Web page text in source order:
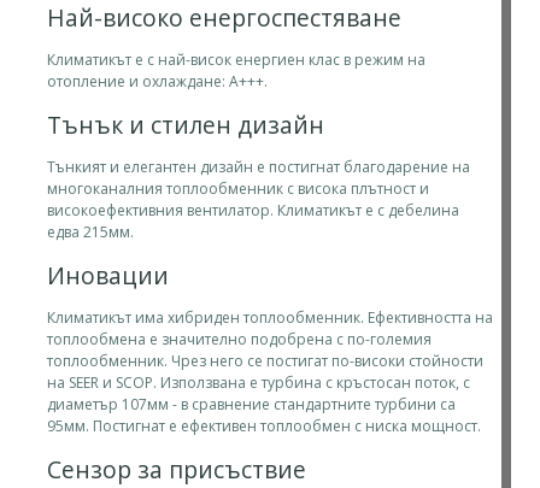
Най-високо енергоспестяване
Климатикът e с най-висок енергиен клас в режим на
отопление и охлаждане: А+++.
Тънък и стилен дизайн
Тънкият и елегантен дизайн е постигнат благодарение на
многоканалния топлообменник с висока плътност и
високоефективния вентилатор. Климатикът е с дебелина
едва 215мм.
Иновации
Климатикът има хибриден топлообменник. Ефективността на
топлообмена е значително подобрена с по-големия
топлообменник. Чрез него се постигат по-високи стойности
на SEER и SCOP. Използвана е турбина с кръстосан поток, с
диаметър 107мм - в сравнение стандартните турбини са
95мм. Постигнат е ефективен топлообмен с ниска мощност.
Сензор за присъствие